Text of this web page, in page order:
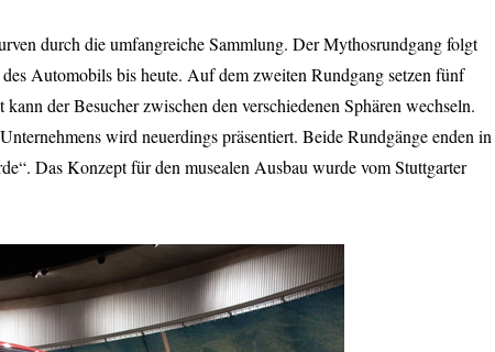
durch die umfangreiche Sammlung. Der Mythosrundgang folgt
Automobils bis heute. Auf dem zweiten Rundgang setzen fünf
der Besucher zwischen den verschiedenen Sphären wechseln.
wird neuerdings präsentiert. Beide Rundgänge enden in
Das Konzept für den musealen Ausbau wurde vom Stuttgarter